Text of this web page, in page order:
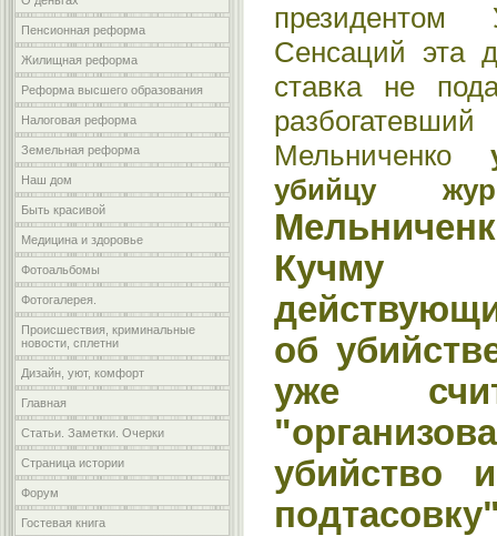
Пенсионная реформа
Жилищная реформа
Реформа высшего образования
Налоговая реформа
Земельная реформа
Наш дом
Быть красивой
Медицина и здоровье
Фотоальбомы
Фотогалерея.
Происшествия, криминальные
новости, сплетни
Дизайн, уют, комфорт
Главная
Статьи. Заметки. Очерки
Страница истории
Форум
Гостевая книга
президентом
Сенсаций эта
ставка не
Мельниченко
убийцу
об
уже
убийство